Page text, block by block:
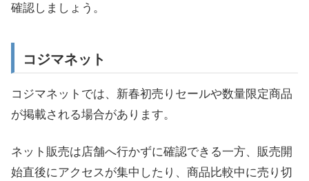
確認しましょう。
コジマネット
コジマネットでは、新春初売りセールや数量限定商品
が掲載される場合があります。
ネット販売は店舗へ行かずに確認できる一方、販売開
始直後にアクセスが集中したり、商品比較中に売り切